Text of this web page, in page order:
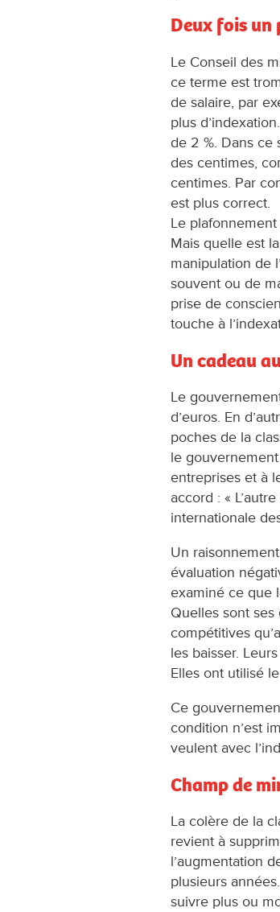
Deux fois
Le Conseil des
ce terme est
de salaire, par
plus
de 2 %. Dans ce
des centimes,
centimes. Par
est plus correct.
Le
Mais quelle est
manipulation de
souvent ou de
prise de
touche à
Un cadeau
Le
d’euros. En
poches de la
le
entreprises et à
accord : «
internationale
Un
évaluation
examiné ce que
Quelles sont
compétitives
les baisser.
Elles ont utilisé
Ce
condition n’est
veulent avec
Champ de
La colère de la
revient à
l’augmentation
plusieurs
suivre plus ou